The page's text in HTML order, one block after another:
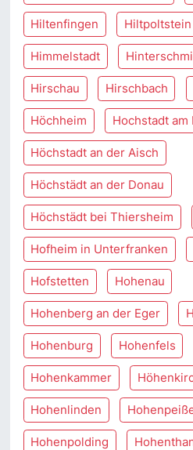
Hiltenfingen Hiltpoltstein
Himmelstadt
Hirschau Hirschbach
Höchheim Hochstadt am
Höchstadt an der Aisch
Höchstädt an der Donau
Höchstädt bei Thiersheim
Hofheim in Unterfranken
Hofstetten Hohenau
Hohenberg an der Eger
Hohenburg Hohenfels
Hohenkammer
Hohenlinden
Hohenpolding